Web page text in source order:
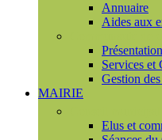
Annuaire
Aides aux
Présentation
Services et
Gestion
MAIRIE
Elus et